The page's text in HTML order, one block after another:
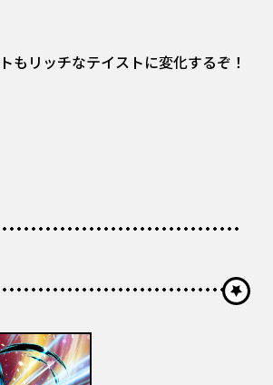
もリッチなテイストに変化するぞ！